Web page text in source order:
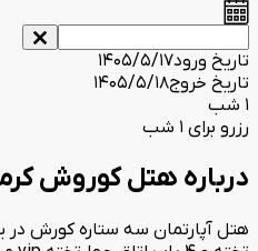
تاریخ ورود1405/5/17
تاریخ خروج1405/5/18
1 شب
رزرو برای 1 شب
درباره هتل کوروش